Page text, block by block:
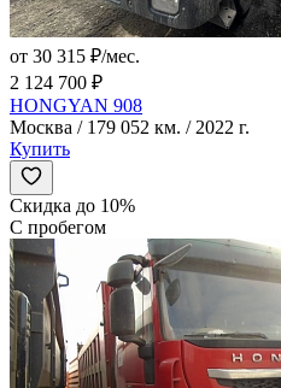
от 30 315 ₽/мес.
2 124 700 ₽
HONGYAN 908
Москва / 179 052 км. / 2022 г.
Купить
Скидка до 10%
С пробегом